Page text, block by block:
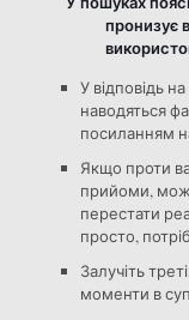
пронизує
У відповідь
наводяться
посиланням
Якщо проти
прийоми,
перестати
просто,
Залучіть
моменти в